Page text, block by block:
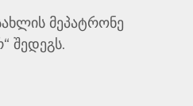
მეპატრონე
შედეგს.